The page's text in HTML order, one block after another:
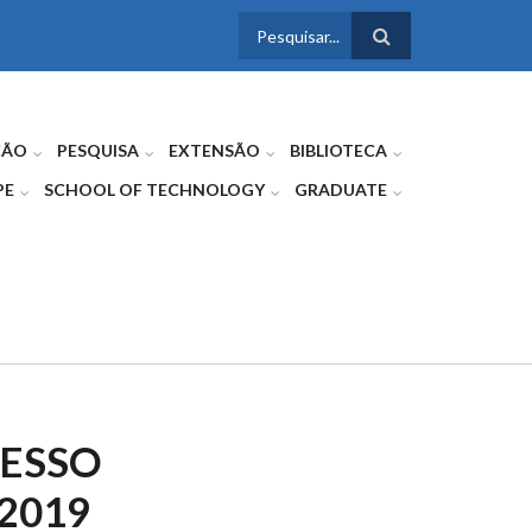
FORMULÁRIO
PESQUISA EXTENSÃO
BIBLIOTECA
SCHOOL OF TECHNOLOGY GRADUATE